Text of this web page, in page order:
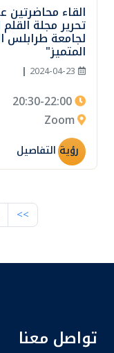
القاء محاضرتين
تحرير مجلة
لجامعة طرابلس
المتميز"
2024-04-23
|
20:30-22:00
Zoom
رؤية التفاصيل
>>
تواصل معنا